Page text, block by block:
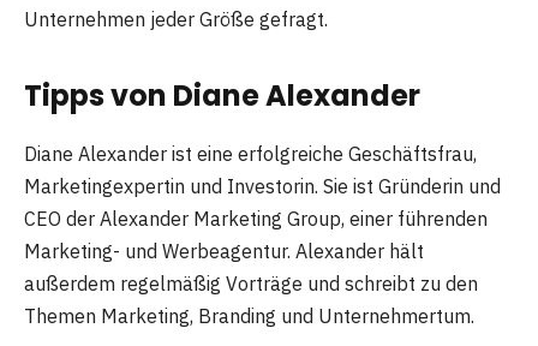
Unternehmen jeder Größe gefragt.
Tipps von Diane Alexander
Diane Alexander ist eine erfolgreiche Geschäftsfrau,
Marketingexpertin und Investorin. Sie ist Gründerin und
CEO der Alexander Marketing Group, einer führenden
Marketing- und Werbeagentur. Alexander hält
außerdem regelmäßig Vorträge und schreibt zu den
Themen Marketing, Branding und Unternehmertum.